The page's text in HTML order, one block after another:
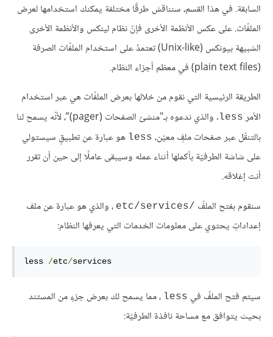
السابقة. في هذا القسم، سنناقش طرقًا مختلفة يمكنك استخدامها لعرض
الملفّات. على عكس الأنظمة الأخرى فإنّ نظام لينكس والأنظمة الأخرى
الشبيهة بيونكس (Unix-like) تعتمدُ على استخدام الملفّات الصرفة
(plain text files) في معظم أجزاء النظام.
الطريقة الرئيسية التي نقوم من خلالها بعرض الملفّات هي عبر استخدام
الأمر less
. والذي ندعوه بـ"منشئ الصفحات (pager)”، لأنّه يسمح لنا
بالتنقّل عبر صفحات ملفٍ معيّن، less هو عبارة عن تطبيقٍ سيستولي
على شاشة الطرفيّة بأكملها أثناء عمله وسيبقى عاملًا إلى حين أن تقرر
أنت إغلاقه.
سنقوم بفتح الملفّ /etc/services
، والذي هو عبارة عن ملف
إعداداتٍ يحتوي على معلومات الخدمات التي يعرفها النظام:
less /etc/services
سيتم فتح الملفّ في less ، مما يسمح لك بعرض جزءٍ من المستند
بحيث يتوافق مع مساحة نافذة الطرفيّة: